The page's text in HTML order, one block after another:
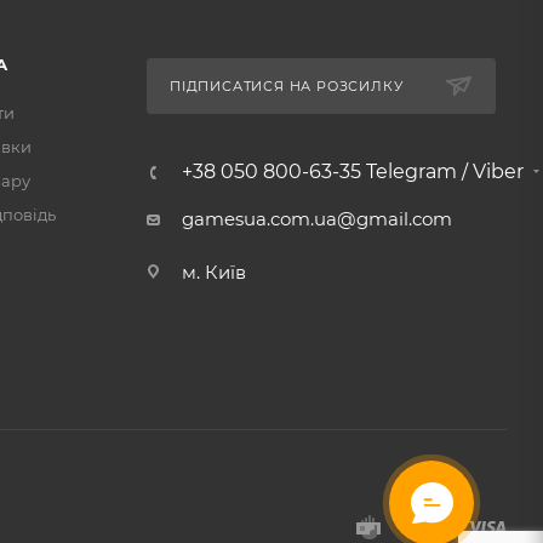
ПІДПИСАТИСЯ НА РОЗСИЛКУ
+38 050 800-63-35 Telegram / Viber
gamesua.com.ua@gmail.com
м. Київ